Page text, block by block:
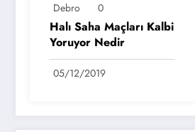
Debro 0
Halı Saha Maçları Kalbi
Yoruyor Nedir
05/12/2019